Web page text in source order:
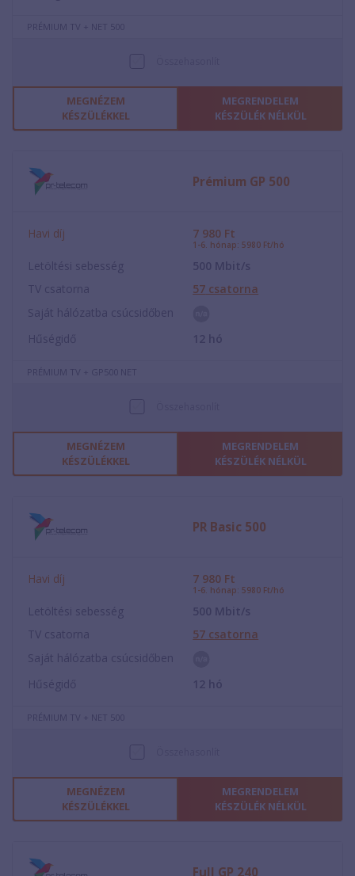
PRÉMIUM TV + NET 500
MEGNÉZEM
KÉSZÜLÉKKEL
MEGRENDELEM
KÉSZÜLÉK NÉLKÜL
Prémium GP 500
Havi díj 7 980 Ft
1-6. hónap: 5980 Ft/hó
Letöltési sebesség 500 Mbit/s
TV csatorna
57 csatorna
Saját hálózatba csúcsidőben
Hűségidő
12 hó
PRÉMIUM TV + GP500 NET
MEGNÉZEM
KÉSZÜLÉKKEL
MEGRENDELEM
KÉSZÜLÉK NÉLKÜL
PR Basic 500
Havi díj 7 980 Ft
1-6. hónap: 5980 Ft/hó
Letöltési sebesség 500 Mbit/s
TV csatorna
57 csatorna
Saját hálózatba csúcsidőben
Hűségidő
12 hó
PRÉMIUM TV + NET 500
MEGNÉZEM
KÉSZÜLÉKKEL
MEGRENDELEM
KÉSZÜLÉK NÉLKÜL
Full GP 240